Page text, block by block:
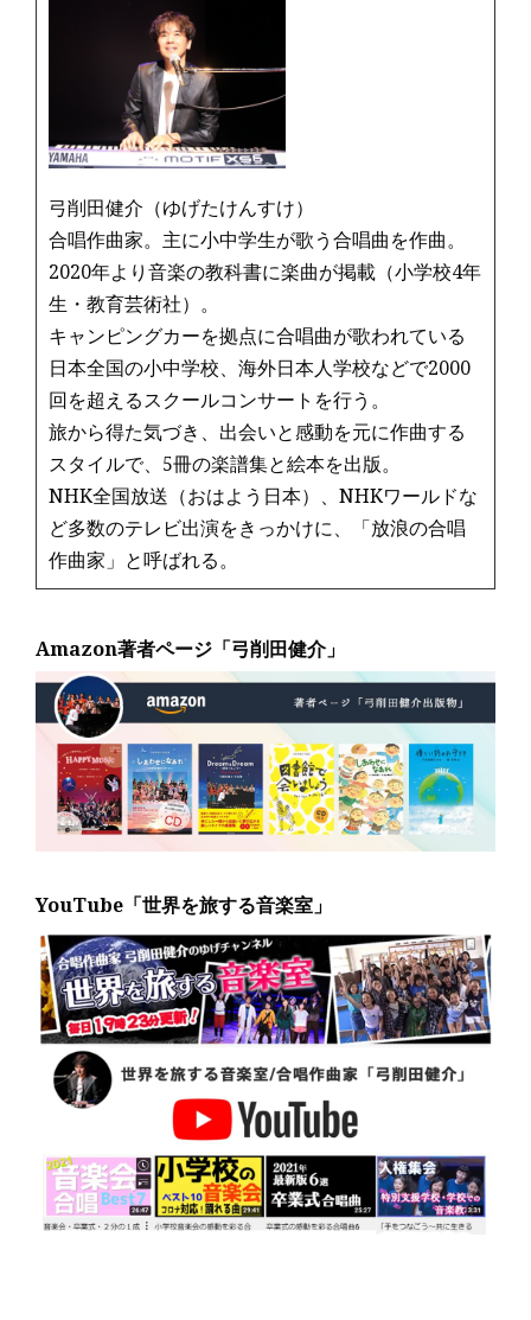
弓削田健介（ゆげたけんすけ）
合唱作曲家。主に小中学生が歌う合唱曲を作曲。
2020年より音楽の教科書に楽曲が掲載（小学校4年
生・教育芸術社）。
キャンピングカーを拠点に合唱曲が歌われている
日本全国の小中学校、海外日本人学校などで2000
回を超えるスクールコンサートを行う。
旅から得た気づき、出会いと感動を元に作曲する
スタイルで、5冊の楽譜集と絵本を出版。
NHK全国放送（おはよう日本）、NHKワールドな
ど多数のテレビ出演をきっかけに、「放浪の合唱
作曲家」と呼ばれる。
Amazon著者ページ「弓削田健介」
YouTube「世界を旅する音楽室」